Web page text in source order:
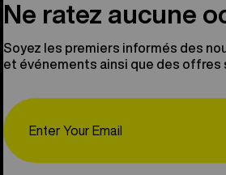
Ne ratez aucune
Soyez les premiers informés des
et événements ainsi que des offres